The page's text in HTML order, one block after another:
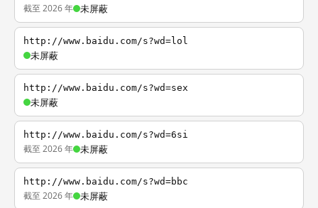
截至 2026 年 未屏蔽
http://www.baidu.com/s?wd=lol
未屏蔽
http://www.baidu.com/s?wd=sex
未屏蔽
http://www.baidu.com/s?wd=6si
截至 2026 年 未屏蔽
http://www.baidu.com/s?wd=bbc
截至 2026 年 未屏蔽